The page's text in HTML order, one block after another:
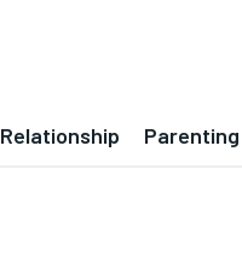
Relationship Parenting